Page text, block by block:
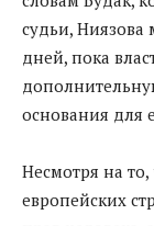
судьи, Ниязова
дней, пока
основания для
Несмотря на
европейских